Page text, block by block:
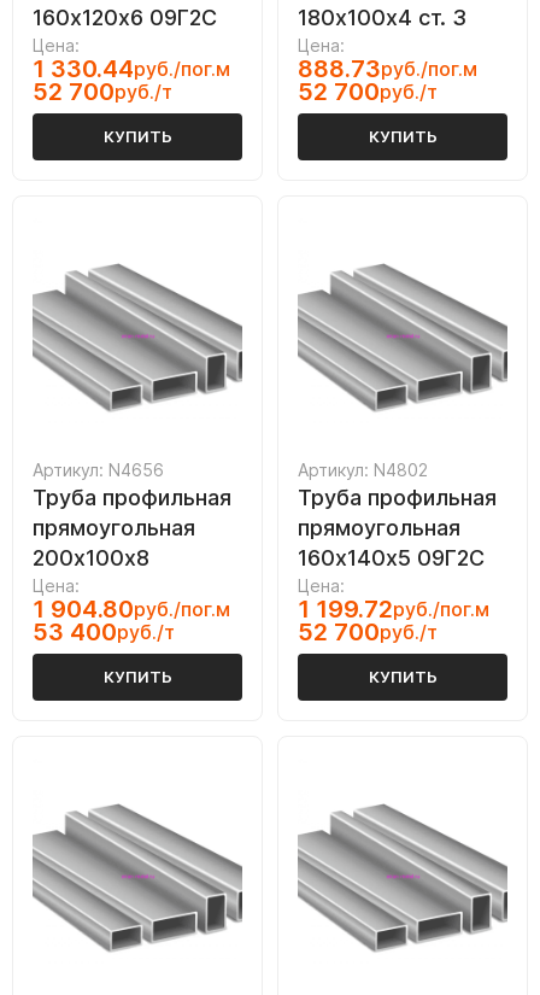
160х120х6 09Г2С
Цена:
1 330.44руб./пог.м
52 700руб./т
КУПИТЬ
180х100х4 ст. 3
Цена:
888.73руб./пог.м
52 700руб./т
КУПИТЬ
Артикул: N4656
Труба профильная
прямоугольная
200х100х8
Цена:
1 904.80руб./пог.м
53 400руб./т
КУПИТЬ
Артикул: N4802
Труба профильная
прямоугольная
160х140х5 09Г2С
Цена:
1 199.72руб./пог.м
52 700руб./т
КУПИТЬ